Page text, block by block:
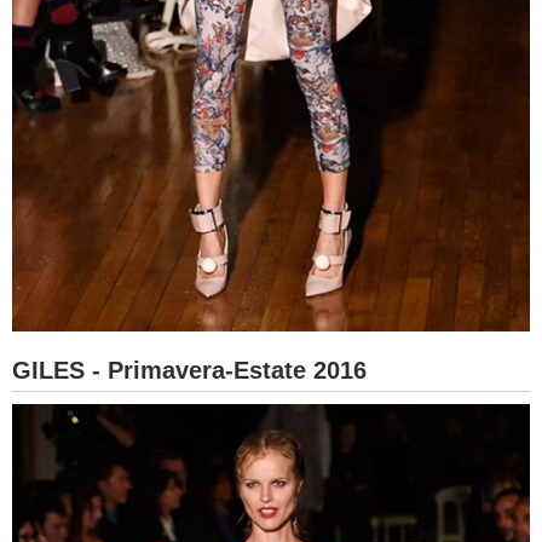
GILES - Primavera-Estate 2016